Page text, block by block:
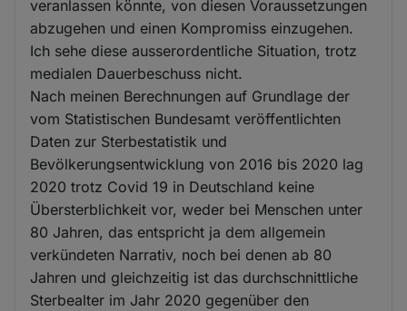
veranlassen könnte, von diesen Voraussetzungen
abzugehen und einen Kompromiss einzugehen.
Ich sehe diese ausserordentliche Situation, trotz
medialen Dauerbeschuss nicht.
Nach meinen Berechnungen auf Grundlage der
vom Statistischen Bundesamt veröffentlichten
Daten zur Sterbestatistik und
Bevölkerungsentwicklung von 2016 bis 2020 lag
2020 trotz Covid 19 in Deutschland keine
Übersterblichkeit vor, weder bei Menschen unter
80 Jahren, das entspricht ja dem allgemein
verkündeten Narrativ, noch bei denen ab 80
Jahren und gleichzeitig ist das durchschnittliche
Sterbealter im Jahr 2020 gegenüber den